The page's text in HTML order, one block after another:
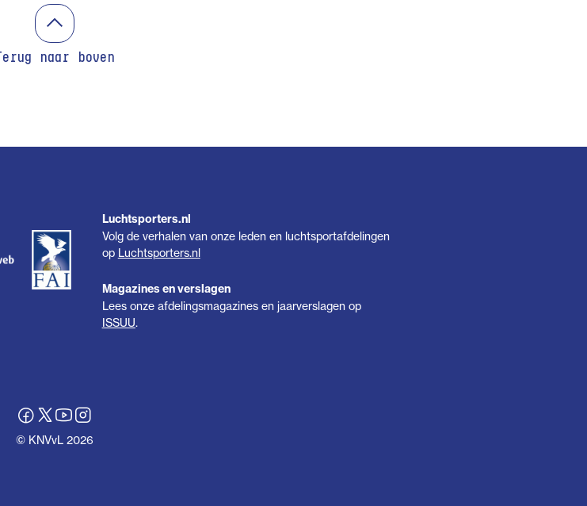
Terug naar boven
Luchtsporters.nl
Volg de verhalen van onze leden en luchtsportafdelingen
op Luchtsporters.nl
Magazines en verslagen
Lees onze afdelingsmagazines en jaarverslagen op
ISSUU.
© KNVvL 2026